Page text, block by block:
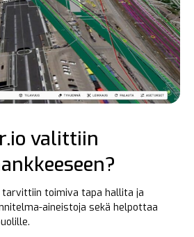
valittiin
toimiva tapa hallita ja
aineistoja sekä helpottaa